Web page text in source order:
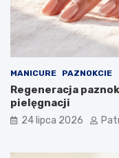
MANICURE PAZNOKCIE
Regeneracja
pielęgnacji
24 lipca 2026